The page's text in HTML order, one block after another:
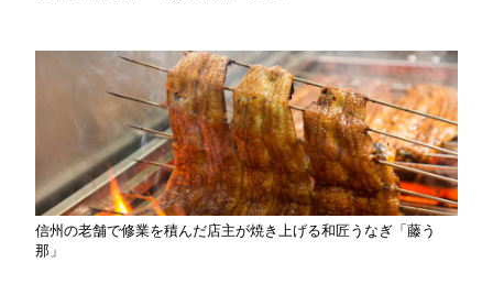
信州の老舗で修業を積んだ店主が焼き上げる和匠うなぎ「藤う
那」